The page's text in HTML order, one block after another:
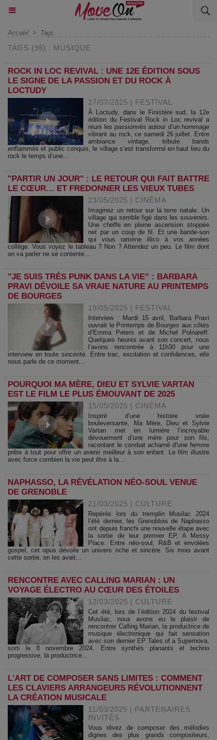
Accueil > Tags
TAGS (98) : MUSIQUE
ROCK IN LOC REVIVAL : UNE 12E ÉDITION SOUS
LE SIGNE DE LA PASSION ET DU ROCK À
LOCTUDY
27/07/2025 | FESTIVAL
À Loctudy, dans le Finistère sud, la 12e
édition du Festival Rock in Loc revival a
réuni les passionnés autour d’un hommage
vibrant au rock, ce samedi 26 juillet. Entre
ambiance vintage, tribute bands
enflammés et public conquis, le village s’est transformé en haut lieu du
rock le temps d’une...
"PARTIR UN JOUR" : LE RETOUR QUI FAIT BATTRE
LE CŒUR… ET FREDONNER LES VIEUX TUBES
23/05/2025 | CINÉMA
Imaginez un retour sur la terre natale. Un
village qui semble figé dans les souvenirs.
Une cheffe en pleine ascension stoppée
net par un coup de fil. Et une bande-son
qui vous ramène illico à vos années
collège. Vous voyez le tableau ? Non ? Attendez un peu. Le film dont
on va parler ne se contente...
"JE SUIS TRÈS PUNK DANS LA VIE” : BARBARA
PRAVI DÉVOILE SA VRAIE NATURE AU PRINTEMPS
DE BOURGES
19/05/2025 | FESTIVAL
Interview : Mardi 15 avril, Barbara Pravi
ouvrait le Printemps de Bourges aux côtés
d’Emma Peters et de Michel Polnareff.
Quelques heures avant son concert, nous
l’avons rencontrée à 11h30 pour une
interview en toute sincérité. Entre trac, excitation et confidences, elle
nous parle de ce moment...
POURQUOI MA MÈRE, DIEU ET SYLVIE VARTAN
EST LE FILM LE PLUS ÉMOUVANT DE 2025
15/05/2025 | CINÉMA
Inspiré d’une histoire vraie
bouleversante, Ma Mère, Dieu et Sylvie
Vartan met en lumière l’incroyable
dévouement d’une mère pour son fils,
racontant le combat acharné d’une femme
prête à tout pour offrir un avenir meilleur à son enfant. Le film illustre
avec force combien la vie peut être à la...
NAPHASSO, LA RÉVÉLATION NÉO-SOUL VENUE
DE GRENOBLE
21/03/2025 | CULTURE
Repérés lors du tremplin Musilac 2024
l’été dernier, les Grenoblois de Naphasso
ont depuis franchi une nouvelle étape avec
la sortie de leur premier EP, A Messy
Place. Entre néo-soul, R&B et envolées
gospel, cet opus dévoile un univers riche et sincère. Six mois avant
cette sortie, on les avait...
RENCONTRE AVEC CALLING MARIAN : UN
VOYAGE ÉLECTRO AU CŒUR DES ÉTOILES
12/03/2025 | CULTURE
Cet été, lors de l’édition 2024 du festival
Musilac, nous avons eu le plaisir de
rencontrer Calling Marian, la productrice de
musique électronique qui fait sensation
avec son dernier EP Tales of a Supernova,
sorti le 8 novembre 2024. Entre synthés planants et techno
progressive, la productrice...
L'ART DE COMPOSER SANS LIMITES : COMMENT
LES CLAVIERS ARRANGEURS RÉVOLUTIONNENT
LA CRÉATION MUSICALE
11/03/2025 | PARTENAIRES
INVITÉS
Vous rêvez de composer des mélodies
dignes des plus grands compositeurs,